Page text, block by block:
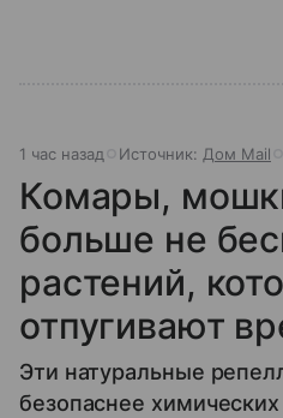
1 час назад Источник: Дом Mail
Комары,
больше не
растений,
отпугивают
Эти натуральные
безопаснее